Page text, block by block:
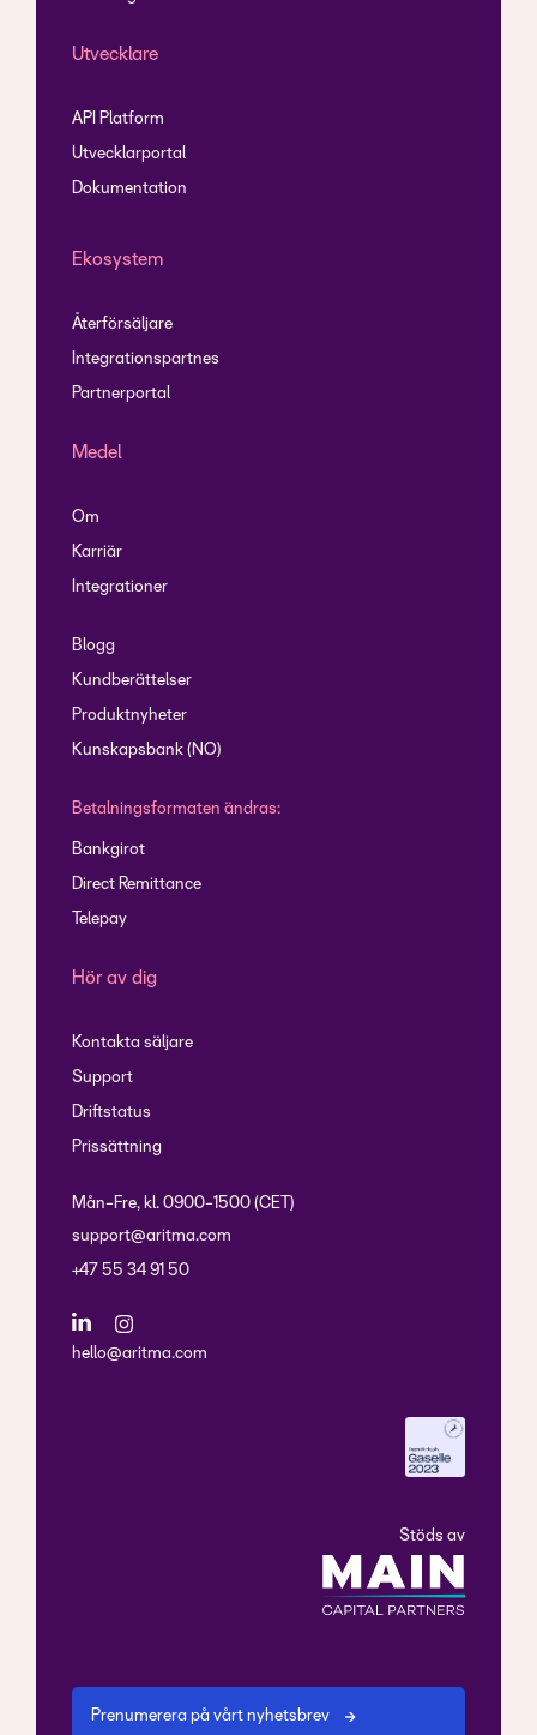
Utvecklare
API Platform
Utvecklarportal
Dokumentation
Ekosystem
Återförsäljare
Integrationspartnes
Partnerportal
Medel
Om
Karriär
Integrationer
Blogg
Kundberättelser
Produktnyheter
Kunskapsbank (NO)
Betalningsformaten ändras:
Bankgirot
Direct Remittance
Telepay
Hör av dig
Kontakta säljare
Support
Driftstatus
Prissättning
Mån-Fre, kl. 0900-1500 (CET)
support@aritma.com
+47 55 34 91 50
hello@aritma.com
Stöds av
Prenumerera på vårt nyhetsbrev